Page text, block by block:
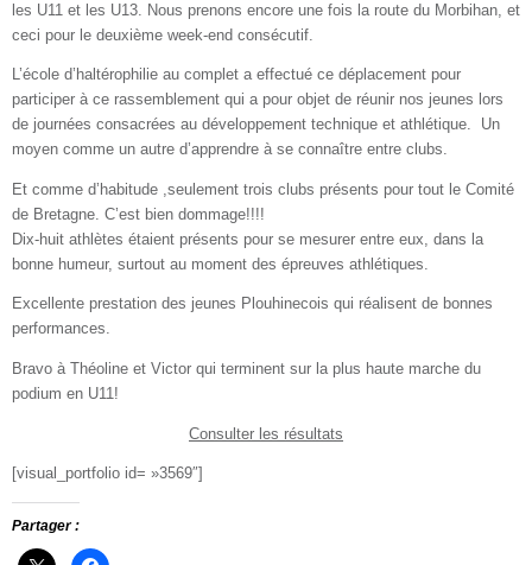
les U11 et les U13. Nous prenons encore une fois la route du Morbihan, et
ceci pour le deuxième week-end consécutif.
L’école d’haltérophilie au complet a effectué ce déplacement pour
participer à ce rassemblement qui a pour objet de réunir nos jeunes lors
de journées consacrées au développement technique et athlétique. Un
moyen comme un autre d’apprendre à se connaître entre clubs.
Et comme d’habitude ,seulement trois clubs présents pour tout le Comité
de Bretagne. C’est bien dommage!!!!
Dix-huit athlètes étaient présents pour se mesurer entre eux, dans la
bonne humeur, surtout au moment des épreuves athlétiques.
Excellente prestation des jeunes Plouhinecois qui réalisent de bonnes
performances.
Bravo à Théoline et Victor qui terminent sur la plus haute marche du
podium en U11!
Consulter les résultats
[visual_portfolio id= »3569″]
Partager :